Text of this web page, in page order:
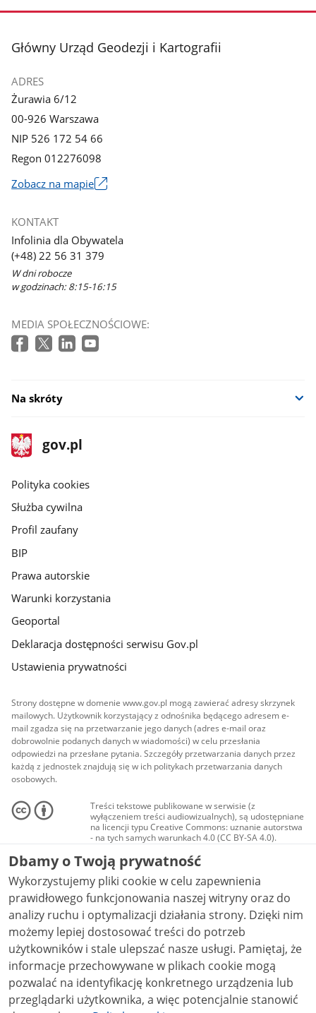
stopka
Główny Urząd Geodezji i Kartografii
ADRES
Żurawia 6/12
00-926 Warszawa
NIP 526 172 54 66
Regon 012276098
Zobacz na mapie
się
w
nowym
oknie
KONTAKT
Infolinia dla Obywatela
(+48) 22 56 31 379
W dni robocze
w godzinach: 8:15-16:15
MEDIA SPOŁECZNOŚCIOWE:
Na skróty
stopka
gov.pl
Strona
gov.pl
gov.pl
Polityka cookies
Służba cywilna
Profil zaufany
BIP
Prawa autorskie
Warunki korzystania
Geoportal
Deklaracja dostępności serwisu Gov.pl
Ustawienia prywatności
Strony dostępne w domenie www.gov.pl mogą zawierać adresy skrzynek
mailowych. Użytkownik korzystający z odnośnika będącego adresem e-
mail zgadza się na przetwarzanie jego danych (adres e-mail oraz
dobrowolnie podanych danych w wiadomości) w celu przesłania
odpowiedzi na przesłane pytania. Szczegóły przetwarzania danych przez
każdą z jednostek znajdują się w ich politykach przetwarzania danych
osobowych.
Treści tekstowe publikowane w serwisie (z
wyłączeniem treści audiowizualnych), są udostępniane
na licencji typu Creative Commons: uznanie autorstwa
- na tych samych warunkach 4.0 (CC BY-SA 4.0).
Materiały audiowizualne, w tym zdjęcia, materiały
audio i wideo, są udostępniane na licencji typu
Creative Commons: uznanie autorstwa użycie
niekomercyjne - bez utworów zależnych 4.0 (CC BY-
NC-ND 4.0), o ile nie jest to stwierdzone inaczej.
Dbamy o Twoją prywatność
Wykorzystujemy pliki cookie w celu zapewnienia
prawidłowego funkcjonowania naszej witryny oraz do
analizy ruchu i optymalizacji działania strony. Dzięki nim
możemy lepiej dostosować treści do potrzeb
użytkowników i stale ulepszać nasze usługi. Pamiętaj, że
informacje przechowywane w plikach cookie mogą
pozwalać na identyfikację konkretnego urządzenia lub
przeglądarki użytkownika, a więc potencjalnie stanowić